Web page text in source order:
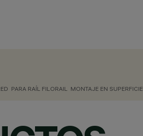
PARA RAÍL FILORAIL MONTAJE EN SUPERFICIE